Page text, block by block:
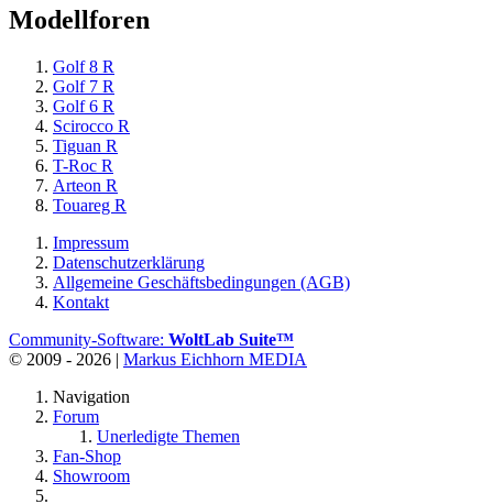
Modellforen
Golf 8 R
Golf 7 R
Golf 6 R
Scirocco R
Tiguan R
T-Roc R
Arteon R
Touareg R
Impressum
Datenschutzerklärung
Allgemeine Geschäftsbedingungen (AGB)
Kontakt
Community-Software: WoltLab Suite™
© 2009 - 2026 | Markus Eichhorn MEDIA
Navigation
Forum
Unerledigte Themen
Fan-Shop
Showroom